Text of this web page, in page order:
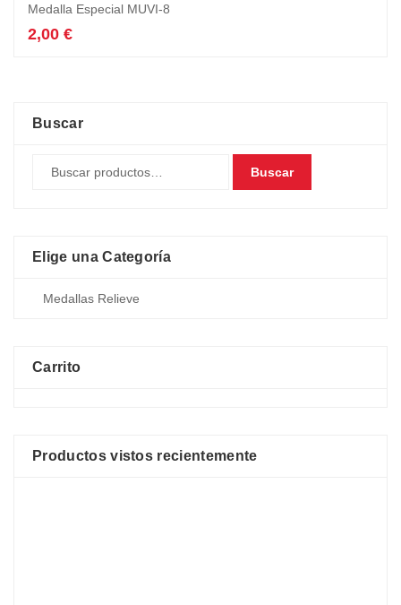
Medalla Especial MUVI-8
2,00 €
Buscar
Buscar
Elige una Categoría
Carrito
Productos vistos recientemente